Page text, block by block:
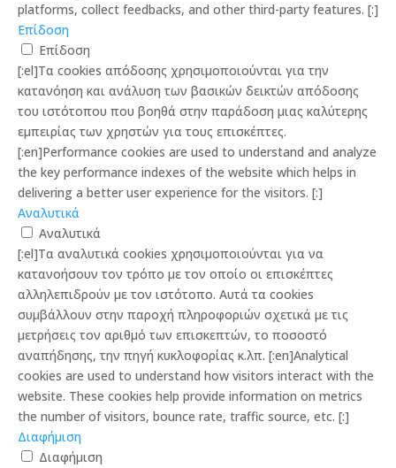
platforms, collect feedbacks, and other third-party features. [:]
Επίδοση
Επίδοση
[:el]Τα cookies απόδοσης χρησιμοποιούνται για την
κατανόηση και ανάλυση των βασικών δεικτών απόδοσης
του ιστότοπου που βοηθά στην παράδοση μιας καλύτερης
εμπειρίας των χρηστών για τους επισκέπτες.
[:en]Performance cookies are used to understand and analyze
the key performance indexes of the website which helps in
delivering a better user experience for the visitors. [:]
Αναλυτικά
Αναλυτικά
[:el]Τα αναλυτικά cookies χρησιμοποιούνται για να
κατανοήσουν τον τρόπο με τον οποίο οι επισκέπτες
αλληλεπιδρούν με τον ιστότοπο. Αυτά τα cookies
συμβάλλουν στην παροχή πληροφοριών σχετικά με τις
μετρήσεις τον αριθμό των επισκεπτών, το ποσοστό
αναπήδησης, την πηγή κυκλοφορίας κ.λπ. [:en]Analytical
cookies are used to understand how visitors interact with the
website. These cookies help provide information on metrics
the number of visitors, bounce rate, traffic source, etc. [:]
Διαφήμιση
Διαφήμιση